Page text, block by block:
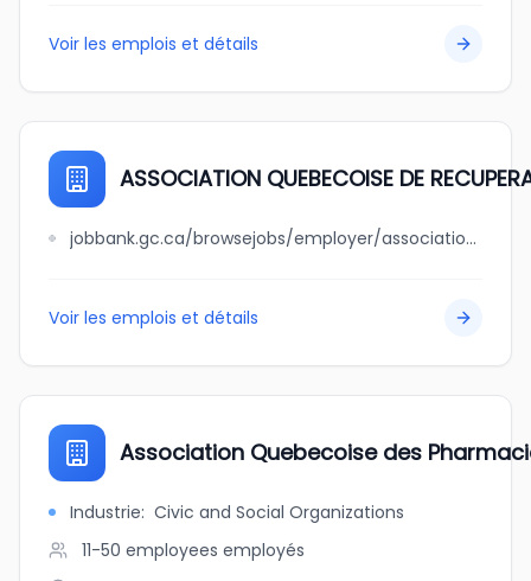
Voir les emplois et détails
ASSOCIATION QUEBECOISE DE
jobbank.gc.ca/browsejobs/employer/association+quebecoise+de+recuperation+des+contenants+des+contenants+de+boissons/ca
Voir les emplois et détails
Association Quebecoise des
Industrie: Civic and Social Organizations
11-50 employees employés